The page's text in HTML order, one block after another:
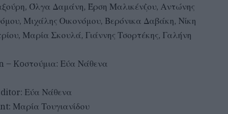
Όλγα Δαμάνη, Έρση Μαλικένζου, Αντώνης
Μιχάλης Οικονόμου, Βερόνικα Δαβάκη, Νίκη
Μαρία Σκουλά, Γιάννης Τσορτέκης, Γαλήνη
– Koστούμια: Εύα Νάθενα
Εύα Νάθενα
Μαρία Τουγιανίδου